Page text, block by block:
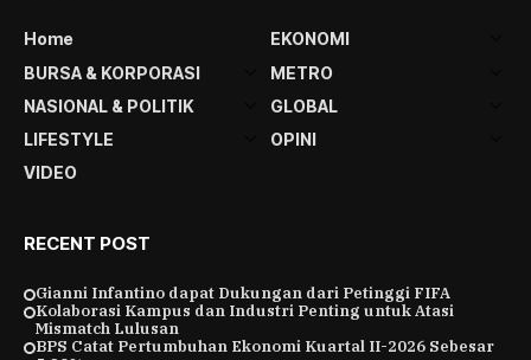
Home
EKONOMI
BURSA & KORPORASI
METRO
NASIONAL & POLITIK
GLOBAL
LIFESTYLE
OPINI
VIDEO
RECENT POST
Gianni Infantino dapat Dukungan dari Petinggi FIFA
Kolaborasi Kampus dan Industri Penting untuk Atasi
Mismatch Lulusan
BPS Catat Pertumbuhan Ekonomi Kuartal II-2026 Sebesar